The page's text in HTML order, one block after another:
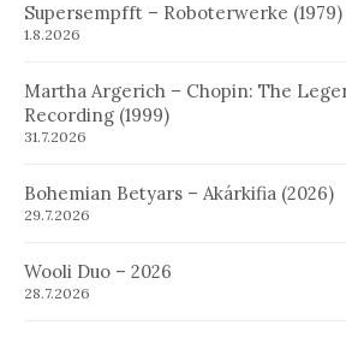
Supersempfft – Roboterwerke
1.8.2026
Martha Argerich – Chopin: The
Recording (1999)
31.7.2026
Bohemian Betyars – Akárkifia (2026)
29.7.2026
Wooli Duo – 2026
28.7.2026